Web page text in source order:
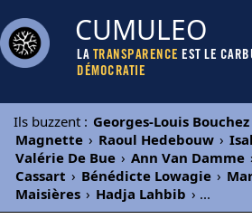
CUMULEO
LA TRANSPARENCE EST LE
DÉMOCRATIE
Ils buzzent : Georges-Louis Bouchez
Magnette › Raoul Hedebouw ›
Valérie De Bue › Ann Van Damme
Cassart › Bénédicte Lowagie ›
Maisières › Hadja Lahbib › ...